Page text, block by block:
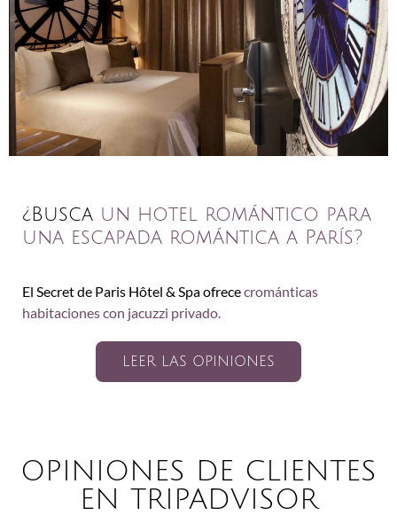
¿Busca un hotel romántico para
una escapada romántica a París?
El Secret de Paris Hôtel & Spa ofrececrománticas
habitaciones con jacuzzi privado.
LEER LAS OPINIONES
OPINIONES DE CLIENTES
EN TRIPADVISOR